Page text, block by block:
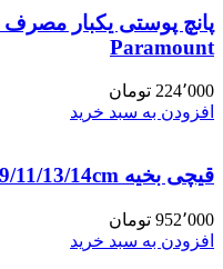
Paramount
224٬000 تومان
افزودن به سبد خرید
قیچی بخیه J-22-403 surgicon 9/11/13/14cm
952٬000 تومان
افزودن به سبد خرید